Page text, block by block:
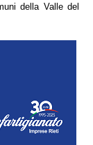
della Valle del